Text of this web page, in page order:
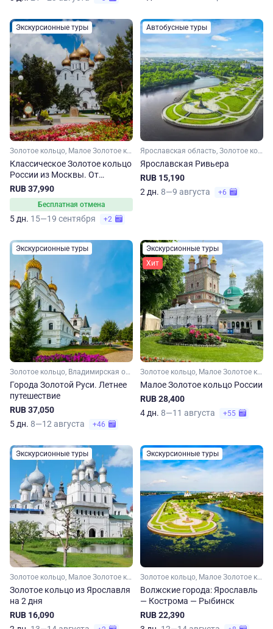
Экскурсионные туры
Золотое кольцо, Малое Золотое кольцо, Ярославская область, Ивановская область, Костромская область, Владимирская область, Московская область
Классическое Золотое кольцо
России из Москвы. От
Владимира до Сергиева
Посада
RUB 37,990
Бесплатная отмена
5 дн. 15—19 сентября +2
Автобусные туры
Ярославская область, Золотое кольцо, Малое Золотое кольцо
Ярославская Ривьера
RUB 15,190
2 дн. 8—9 августа +6
Экскурсионные туры
Золотое кольцо, Владимирская область, Ивановская область, Костромская область, Ярославская область, Московская область, Малое Золотое кольцо
Города Золотой Руси. Летнее
путешествие
RUB 37,050
5 дн. 8—12 августа +46
Экскурсионные туры
Хит
Золотое кольцо, Малое Золотое кольцо, Московская область, Владимирская область, Ярославская область, Костромская область, Ивановская область
Малое Золотое кольцо России
RUB 28,400
4 дн. 8—11 августа +55
Экскурсионные туры
Золотое кольцо, Малое Золотое кольцо, Ярославская область, Московская область
Золотое кольцо из Ярославля
на 2 дня
RUB 16,090
Экскурсионные туры
Золотое кольцо, Малое Золотое кольцо, Ярославская область, Костромская область
Волжские города: Ярославль
— Кострома — Рыбинск
RUB 22,390